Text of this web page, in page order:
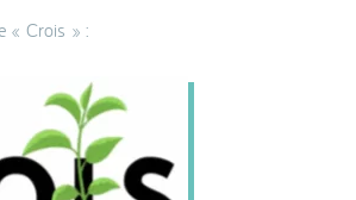
« Crois » :